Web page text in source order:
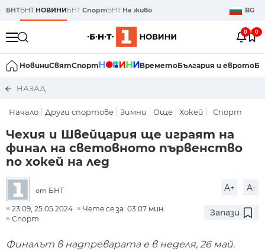
БНТБНТ НОВИНИБНТСпортБНТ На живо BG
0 0
НовиниСвятСпорт ВреметоБългария и еврото
НАЗАД
Начало Други спортове Зимни Още Хокей Спорт
Чехия и Швейцария ще играят на
финал на световното първенство
по хокей на лед
от БНТ A+ A-
23:09, 25.05.2024
Чете се за: 03:07 мин.
Спорт
Запази
Финалът в надпреварата е в неделя, 26 май.